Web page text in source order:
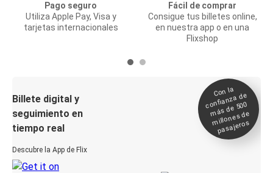
Pago seguro
Utiliza Apple Pay, Visa y
tarjetas internacionales
Fácil de comprar
Consigue tus billetes online,
en nuestra app o en una
Flixshop
Billete digital y
seguimiento en
tiempo real
Descubre la App de Flix
Con la
confianza de
más de 500
millones de
pasajeros